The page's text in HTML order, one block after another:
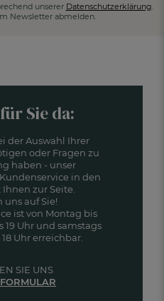
unserer Datenschutzerklärung.
Newsletter abmelden.
Sie da:
der Auswahl Ihrer
oder Fragen zu
haben - unser
in den
zur Seite.
uns auf Sie!
ist von Montag bis
19 Uhr und samstags
Uhr erreichbar.
SIE UNS